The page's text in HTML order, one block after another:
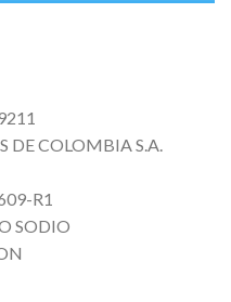
DE COLOMBIA S.A.
R1
SODIO